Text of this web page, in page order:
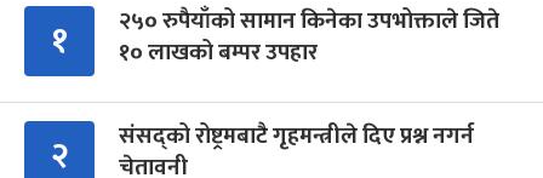
१
२५० रुपैयाँको सामान किनेका उपभोक्ताले जिते
१० लाखको बम्पर उपहार
२
संसद्को रोष्ट्रमबाटै गृहमन्त्रीले दिए प्रश्न नगर्न
चेतावनी